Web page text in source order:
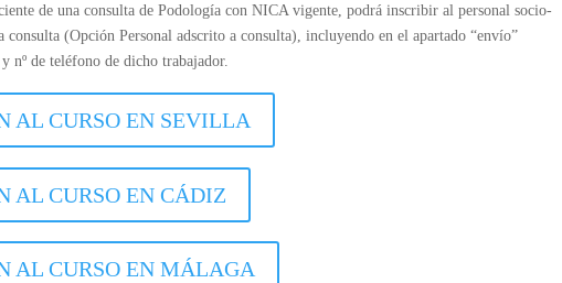
de una consulta de Podología con NICA vigente, podrá inscribir al personal socio-
consulta (Opción Personal adscrito a consulta), incluyendo en el apartado “envío”
nº de teléfono de dicho trabajador.
AL CURSO EN SEVILLA
AL CURSO EN CÁDIZ
AL CURSO EN MÁLAGA